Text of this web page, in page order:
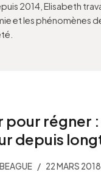
2014, Elisabeth
et les phénomènes
pour régner
depuis
22 MARS 2018